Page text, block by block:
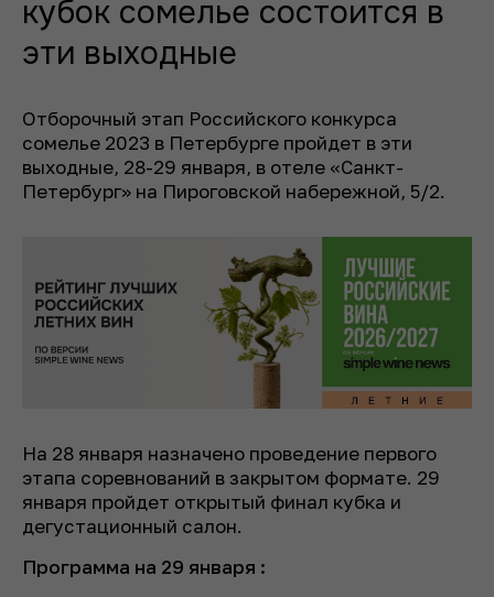
кубок сомелье состоится в
эти выходные
Отборочный этап Российского конкурса
сомелье 2023 в Петербурге пройдет в эти
выходные, 28-29 января, в отеле «Санкт-
Петербург» на Пироговской набережной, 5/2.
На 28 января назначено проведение первого
этапа соревнований в закрытом формате. 29
января пройдет открытый финал кубка и
дегустационный салон.
Программа на 29 января :